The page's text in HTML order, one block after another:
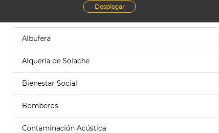
Desplegar
Albufera
Alquería de Solache
Bienestar Social
Bomberos
Contaminación Acústica